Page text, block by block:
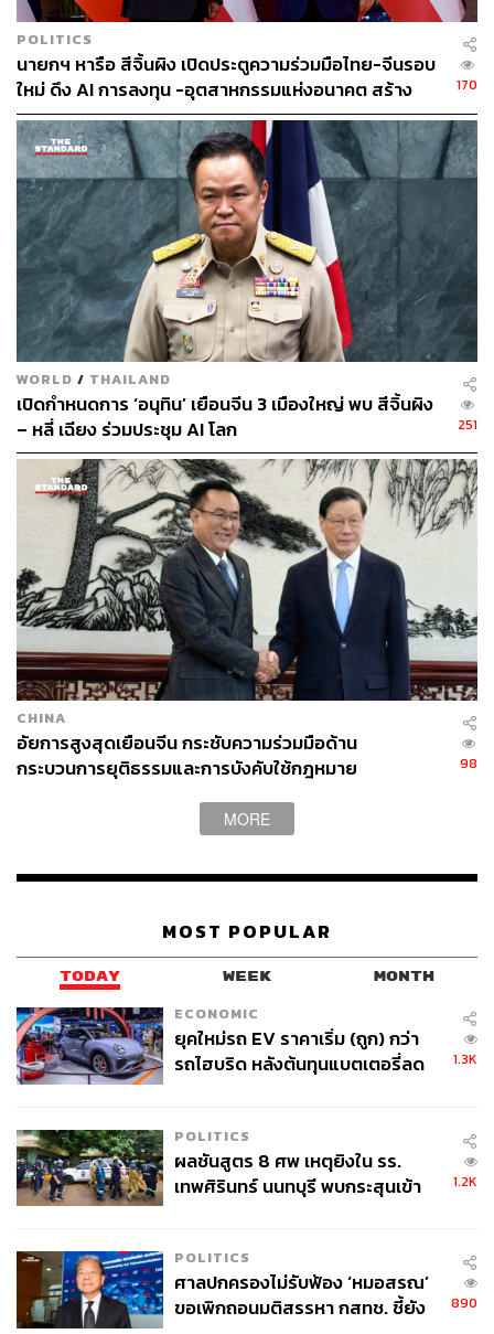
POLITICS
นายกฯ หารือ สีจิ้นผิง เปิดประตูความร่วมมือไทย-จีนรอบ
ใหม่ ดึง AI การลงทุน -อุตสาหกรรมแห่งอนาคต สร้าง
โอกาสใหม่เศรษฐกิจไทย
170
WORLD / THAILAND
เปิดกำหนดการ ‘อนุทิน’ เยือนจีน 3 เมืองใหญ่ พบ สีจิ้นผิง
– หลี่ เฉียง ร่วมประชุม AI โลก
251
CHINA
อัยการสูงสุดเยือนจีน กระชับความร่วมมือด้าน
กระบวนการยุติธรรมและการบังคับใช้กฎหมาย
98
MORE
MOST POPULAR
TODAY WEEK MONTH
ECONOMIC
ยุคใหม่รถ EV ราคาเริ่ม (ถูก) กว่า
รถไฮบริด หลังต้นทุนแบตเตอรี่ลด
1.3K
POLITICS
ผลชันสูตร 8 ศพ เหตุยิงใน รร.
เทพศิรินทร์ นนทบุรี พบกระสุนเข้า
1.2K
POLITICS
ศาลปกครองไม่รับฟ้อง ‘หมอสรณ’
ขอเพิกถอนมติสรรหา กสทช. ชี้ยัง
890